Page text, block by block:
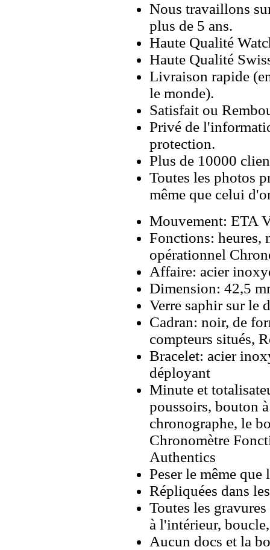
Nous travaillons
plus de 5 ans.
Haute Qualité
Haute Qualité
Livraison rapide
le monde).
Satisfait ou
Privé de
protection.
Plus de 10000
Toutes les photos
même que celui
Mouvement: ETA
Fonctions: heures,
opérationnel
Affaire: acier
Dimension: 42,5
Verre saphir sur le
Cadran: noir, de
compteurs situés,
Bracelet: acier
déployant
Minute et
poussoirs, bouton
chronographe, le
Chronomètre
Authentics
Peser le même
Répliquées dans
Toutes les
à l'intérieur,
Aucun docs et la